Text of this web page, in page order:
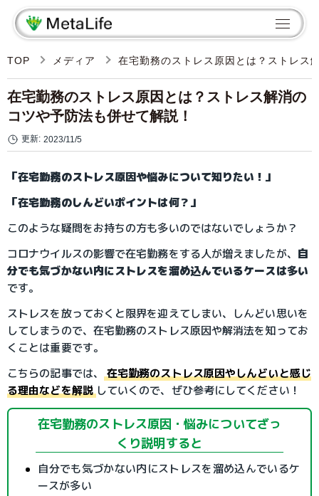
TOP メディア 在宅勤務のストレス原因とは？ストレス
在宅勤務のストレス原因とは？ストレス解消の
コツや予防法も併せて解説！
更新: 2023/11/5
「在宅勤務のストレス原因や悩みについて知りたい！」
「在宅勤務のしんどいポイントは何？」
このような疑問をお持ちの方も多いのではないでしょうか？
コロナウイルスの影響で在宅勤務をする人が増えましたが、 自
分でも気づかない内にストレスを溜め込んでいるケースは多い
です。
ストレスを放っておくと限界を迎えてしまい、しんどい思いを
してしまうので、在宅勤務のストレス原因や解消法を知ってお
くことは重要です。
こちらの記事では、
在宅勤務のストレス原因やしんどいと感じ
る理由などを解説していくので、ぜひ参考にしてください！
在宅勤務のストレス原因・悩みについてざっ
くり説明すると
自分でも気づかない内にストレスを溜め込んでいるケ
ースが多い